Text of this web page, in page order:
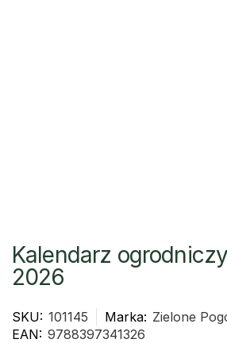
Kalendarz
2026
SKU: 101145 Marka: Zielone
EAN: 9788397341326